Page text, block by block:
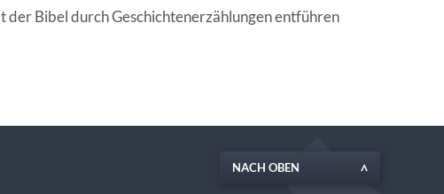
Bibel durch Geschichtenerzählungen entführen
NACH OBEN